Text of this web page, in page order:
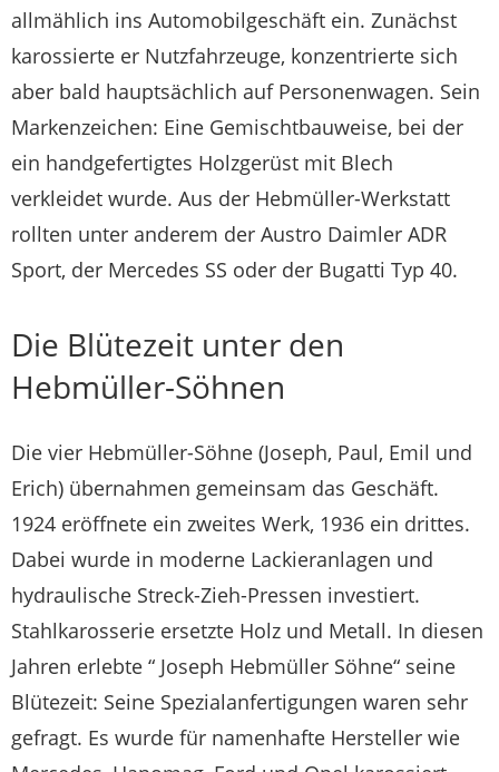
allmählich ins Automobilgeschäft ein. Zunächst
karos­sierte er Nutzfahrzeu­ge, konzentrierte sich
aber bald hauptsächlich auf Personenwagen. Sein
Markenzeichen: Eine Gemischtbauweise, bei der
ein handgefertigtes Holzgerüst mit Blech
verkleidet wurde. Aus der Hebmüller-Werkstatt
rollten unter anderem der Austro Daimler ADR
Sport, der Mercedes SS oder der Bugatti Typ 40.
Die Blütezeit unter den
Hebmüller-Söhnen
Die vier Heb­müller-Söhne (Joseph, Paul, Emil und
Erich) übernahmen gemeinsam das Geschäft.
1924 eröffnete ein zweites Werk, 1936 ein drittes.
Dabei wurde in moderne Lackieranlagen und
hydraulische Streck-Zieh-Pressen in­vestiert.
Stahlkarosserie ersetzte Holz und Metall. In diesen
Jahren erlebte “ Joseph Hebmüller Söhne“ seine
Blütezeit: Seine Spezialanfertigungen waren sehr
gefragt. Es wurde für namenhafte Hersteller wie